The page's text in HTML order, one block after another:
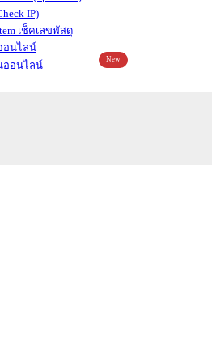
IP)
เช็คเลขพัสดุ
อนไลน์
ออนไลน์
New